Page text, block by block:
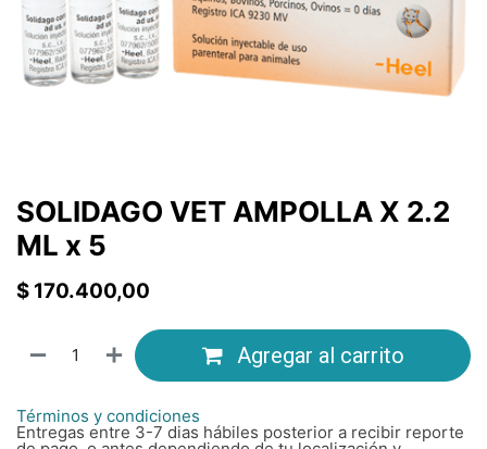
SOLIDAGO VET AMPOLLA X 2.2
ML x 5
$ 170.400,00
Agregar al carrito
Términos y condiciones
Entregas entre 3-7 dias hábiles posterior a recibir reporte